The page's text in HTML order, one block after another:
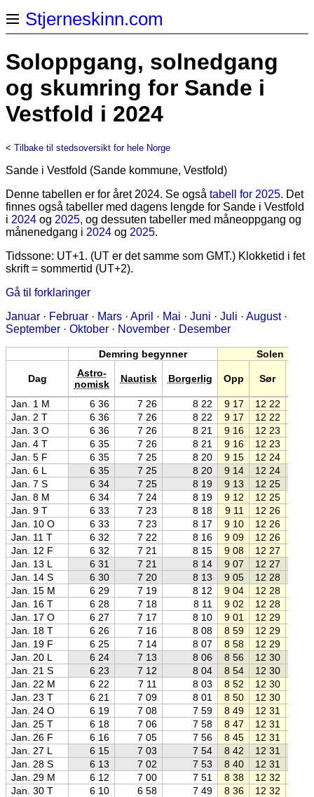
Stjerneskinn.com
Soloppgang, solnedgang
og skumring for Sande i
Vestfold i 2024
< Tilbake til stedsoversikt for hele Norge
Sande i Vestfold (Sande kommune, Vestfold)
Denne tabellen er for året 2024. Se også tabell for 2025. Det
finnes også tabeller med dagens lengde for Sande i Vestfold
i 2024 og 2025, og dessuten tabeller med måneoppgang og
månenedgang i 2024 og 2025.
Tidssone: UT+1. (UT er det samme som GMT.) Klokketid i fet
skrift = sommertid (UT+2).
Gå til forklaringer
Januar · Februar · Mars · April · Mai · Juni · Juli · August·
September · Oktober · November · Desember
Demring begynner Solen
Dag
Astro-
nomisk
Nautisk Borgerlig Opp Sør
Jan. 1 M 6 36 7 26 8 22 9 17 12 22
Jan. 2 T
6 36 7 26 8 22 9 17 12 22
Jan. 3 O
6 36 7 26 8 21 9 16 12 23
Jan. 4 T
6 35 7 26 8 21 9 16 12 23
Jan. 5 F
6 35 7 25 8 20 9 15 12 24
Jan. 6 L
6 35 7 25 8 20 9 14 12 24
Jan. 7 S
6 34 7 25 8 19 9 13 12 25
Jan. 8 M
6 34 7 24 8 19 9 12 12 25
Jan. 9 T
6 33 7 23 8 18 9 11 12 26
Jan. 10 O
6 33 7 23 8 17 9 10 12 26
Jan. 11 T
6 32 7 22 8 16 9 09 12 26
Jan. 12 F
6 32 7 21 8 15 9 08 12 27
Jan. 13 L
6 31 7 21 8 14 9 07 12 27
Jan. 14 S
6 30 7 20 8 13 9 05 12 28
Jan. 15 M
6 29 7 19 8 12 9 04 12 28
Jan. 16 T
6 28 7 18 8 11 9 02 12 28
Jan. 17 O
6 27 7 17 8 10 9 01 12 29
Jan. 18 T
6 26 7 16 8 08 8 59 12 29
Jan. 19 F
6 25 7 14 8 07 8 58 12 29
Jan. 20 L
6 24 7 13 8 06 8 56 12 30
Jan. 21 S
6 23 7 12 8 04 8 54 12 30
Jan. 22 M
6 22 7 11 8 03 8 52 12 30
Jan. 23 T
6 21 7 09 8 01 8 50 12 30
Jan. 24 O
6 19 7 08 7 59 8 49 12 31
Jan. 25 T
6 18 7 06 7 58 8 47 12 31
Jan. 26 F
6 16 7 05 7 56 8 45 12 31
Jan. 27 L
6 15 7 03 7 54 8 42 12 31
Jan. 28 S
6 13 7 02 7 53 8 40 12 31
Jan. 29 M
6 12 7 00 7 51 8 38 12 32
Jan. 30 T
6 10 6 58 7 49 8 36 12 32